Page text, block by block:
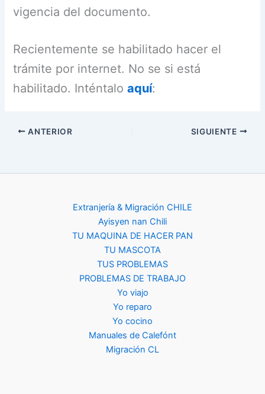
vigencia del documento.
Recientemente se habilitado hacer el
trámite por internet. No se si está
habilitado. Inténtaloaquí:
ANTERIOR SIGUIENTE
Extranjería & Migración CHILE
Ayisyen nan Chili
TU MAQUINA DE HACER PAN
TU MASCOTA
TUS PROBLEMAS
PROBLEMAS DE TRABAJO
Yo viajo
Yo reparo
Yo cocino
Manuales de Calefónt
Migración CL